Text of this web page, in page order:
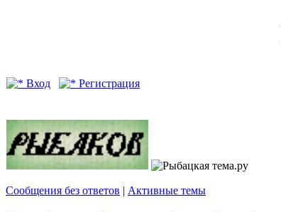
Вход
Регистрация
Сообщения без ответов | Активные темы